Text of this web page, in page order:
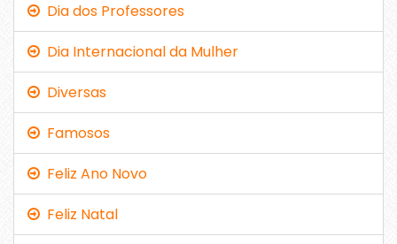
Dia dos Professores
Dia Internacional da Mulher
Diversas
Famosos
Feliz Ano Novo
Feliz Natal